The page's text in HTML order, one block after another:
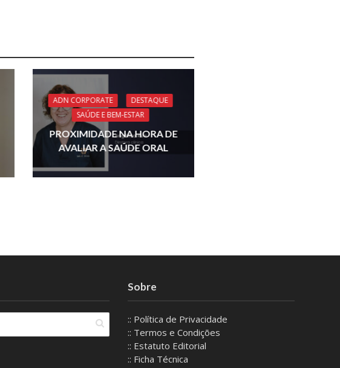
ADN CORPORATE
DESTAQUE
SAÚDE E BEM-ESTAR
PROXIMIDADE NA HORA DE
AVALIAR A SAÚDE ORAL
Sobre
:: Política de Privacidade
:: Termos e Condições
:: Estatuto Editorial
:: Ficha Técnica